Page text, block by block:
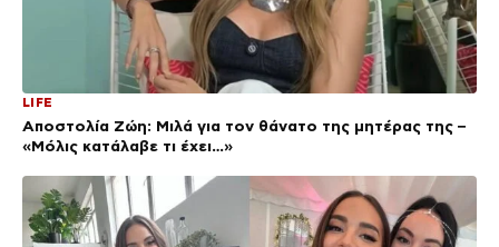
LIFE
Αποστολία Ζώη: Μιλά για τον θάνατο της μητέρας της –
«Μόλις κατάλαβε τι έχει…»